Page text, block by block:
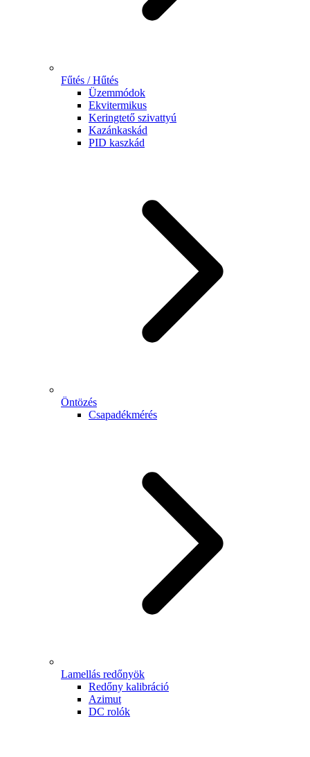
Fűtés / Hűtés
Üzemmódok
Ekvitermikus
Keringtető szivattyú
Kazánkaskád
PID kaszkád
Öntözés
Csapadékmérés
Lamellás redőnyök
Redőny kalibráció
Azimut
DC rolók